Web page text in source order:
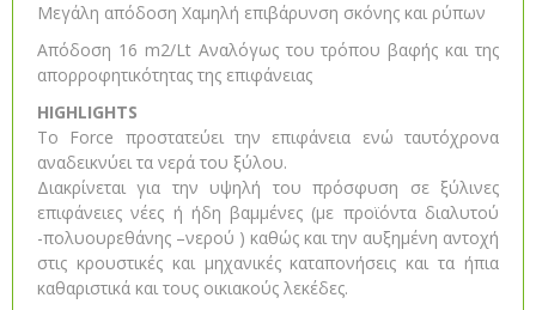
Μεγάλη απόδοση Χαμηλή επιβάρυνση σκόνης και ρύπων
Απόδοση 16 m2/Lt Αναλόγως του τρόπου βαφής και της
απορροφητικότητας της επιφάνειας
HIGHLIGHTS
Το Force προστατεύει την επιφάνεια ενώ ταυτόχρονα
αναδεικνύει τα νερά του ξύλου.
Διακρίνεται για την υψηλή του πρόσφυση σε ξύλινες
επιφάνειες νέες ή ήδη βαμμένες (με προϊόντα διαλυτού
-πολυουρεθάνης –νερού ) καθώς και την αυξημένη αντοχή
στις κρουστικές και μηχανικές καταπονήσεις και τα ήπια
καθαριστικά και τους οικιακούς λεκέδες.